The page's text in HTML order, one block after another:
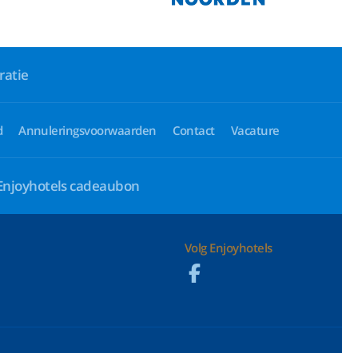
Annuleringsvoorwaarden Contact Vacature
cadeaubon
Volg Enjoyhotels